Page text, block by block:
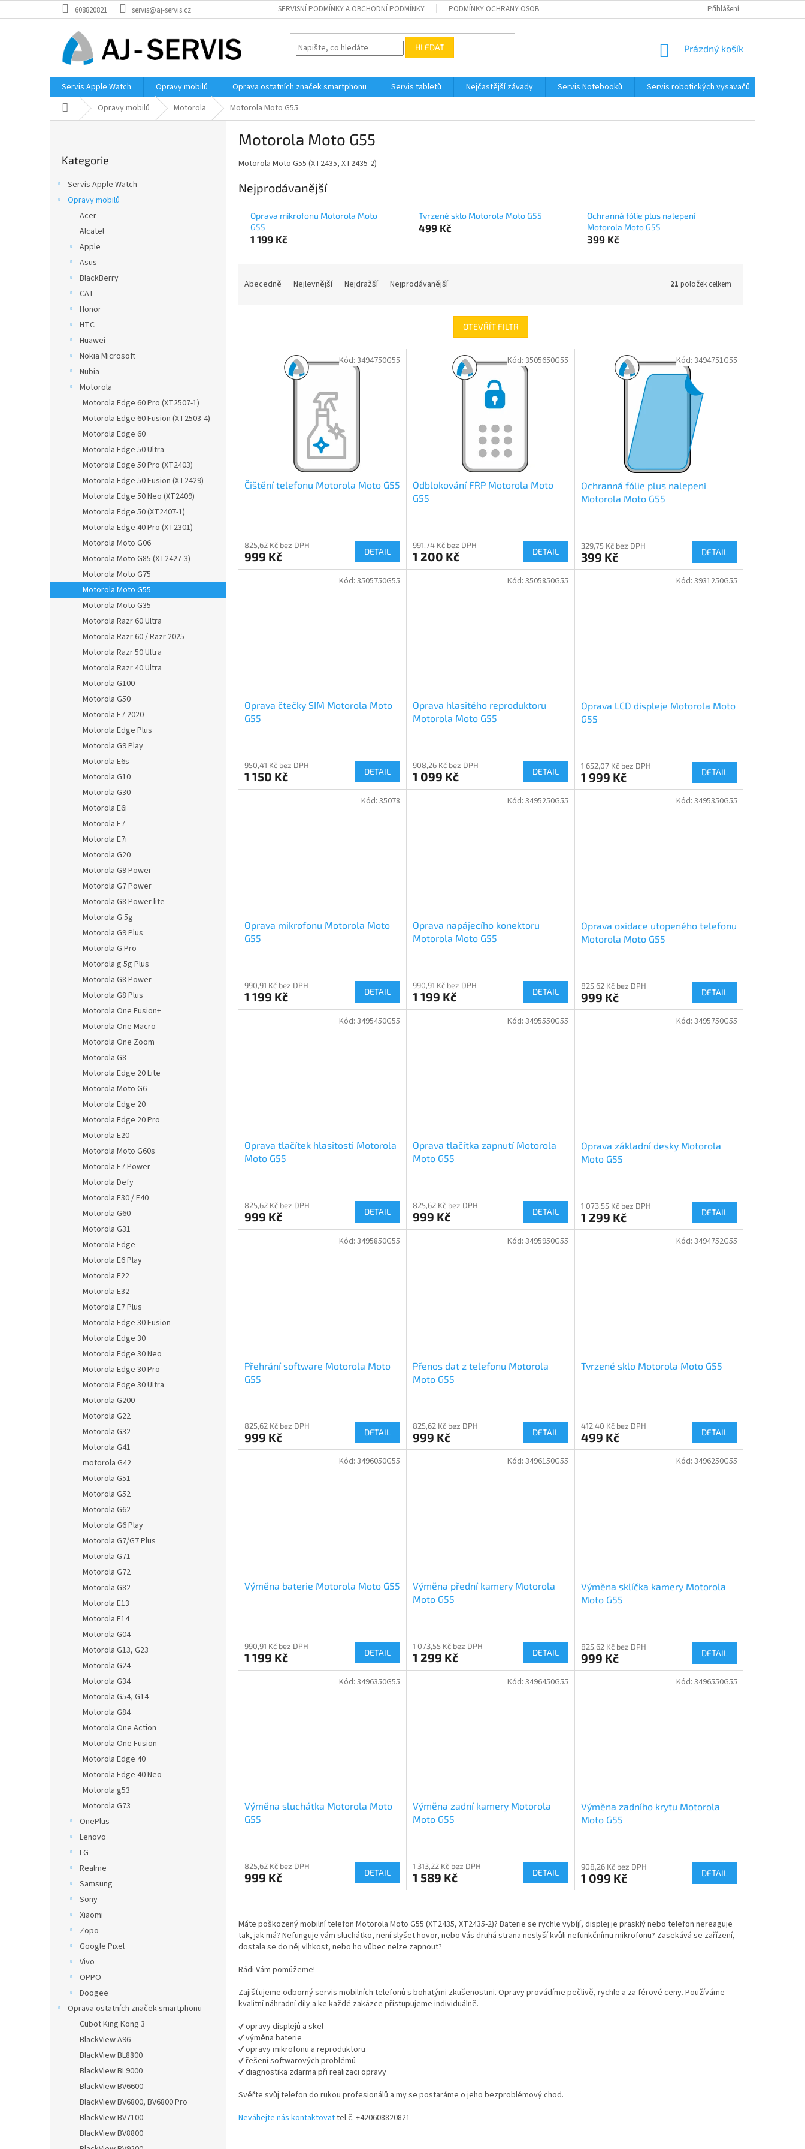
na
608820821 servis@aj-servis.cz SERVISNÍ PODMÍNKY A OBCHODNÍ PODMÍNKY PODMÍNKY OCHRANY OSOBNÍCH ÚDAJŮ Přihlášení
HLEDAT
NÁKUPNÍ
Prázdný košík
Servis Apple Watch Opravy mobilů Oprava ostatních značek smartphonu Servis tabletů Nejčastější závady Servis Notebooků Servis robotických vysavačů
Domů Opravy mobilů Motorola Motorola Moto G55
kategorie
Kategorie
Servis Apple Watch
Opravy mobilů
Acer
Alcatel
Apple
Asus
BlackBerry
CAT
Honor
HTC
Huawei
Nokia Microsoft
Nubia
Motorola
Motorola Edge 60 Pro (XT2507-1)
Motorola Edge 60 Fusion (XT2503-4)
Motorola Edge 60
Motorola Edge 50 Ultra
Motorola Edge 50 Pro (XT2403)
Motorola Edge 50 Fusion (XT2429)
Motorola Edge 50 Neo (XT2409)
Motorola Edge 50 (XT2407-1)
Motorola Edge 40 Pro (XT2301)
Motorola Moto G06
Motorola Moto G85 (XT2427-3)
Motorola Moto G75
Motorola Moto G55
Motorola Moto G35
Motorola Razr 60 Ultra
Motorola Razr 60 / Razr 2025
Motorola Razr 50 Ultra
Motorola Razr 40 Ultra
Motorola G100
Motorola G50
Motorola E7 2020
Motorola Edge Plus
Motorola G9 Play
Motorola E6s
Motorola G10
Motorola G30
Motorola E6i
Motorola E7
Motorola E7i
Motorola G20
Motorola G9 Power
Motorola G7 Power
Motorola G8 Power lite
Motorola G 5g
Motorola G9 Plus
Motorola G Pro
Motorola g 5g Plus
Motorola G8 Power
Motorola G8 Plus
Motorola One Fusion+
Motorola One Macro
Motorola One Zoom
Motorola G8
Motorola Edge 20 Lite
Motorola Moto G6
Motorola Edge 20
Motorola Edge 20 Pro
Motorola E20
Motorola Moto G60s
Motorola E7 Power
Motorola Defy
Motorola E30 / E40
Motorola G60
Motorola G31
Motorola Edge
Motorola E6 Play
Motorola E22
Motorola E32
Motorola E7 Plus
Motorola Edge 30 Fusion
Motorola Edge 30
Motorola Edge 30 Neo
Motorola Edge 30 Pro
Motorola Edge 30 Ultra
Motorola G200
Motorola G22
Motorola G32
Motorola G41
motorola G42
Motorola G51
Motorola G52
Motorola G62
Motorola G6 Play
Motorola G7/G7 Plus
Motorola G71
Motorola G72
Motorola G82
Motorola E13
Motorola E14
Motorola G04
Motorola G13, G23
Motorola G24
Motorola G34
Motorola G54, G14
Motorola G84
Motorola One Action
Motorola One Fusion
Motorola Edge 40
Motorola Edge 40 Neo
Motorola g53
Motorola G73
OnePlus
Lenovo
LG
Realme
Samsung
Sony
Xiaomi
Zopo
Google Pixel
Vivo
OPPO
Doogee
Oprava ostatních značek smartphonu
Cubot King Kong 3
BlackView A96
BlackView BL8800
BlackView BL9000
BlackView BV6600
BlackView BV6800, BV6800 Pro
BlackView BV7100
BlackView BV8800
Motorola Moto G55
Motorola Moto G55 (XT2435, XT2435-2)
Nejprodávanější
Oprava mikrofonu Motorola Moto
G55
1 199 Kč
Tvrzené sklo Motorola Moto G55
499 Kč
Ochranná fólie plus nalepení
Motorola Moto G55
399 Kč
Abecedně Nejlevnější Nejdražší Nejprodávanější 21 položek celkem
OTEVŘÍT FILTR
Čištění telefonu Motorola Moto G55
825,62 Kč bez DPH
999 Kč DETAIL
Kód: 3494750G55
Odblokování FRP Motorola Moto
G55
991,74 Kč bez DPH
1 200 Kč DETAIL
Kód: 3505650G55
Ochranná fólie plus nalepení
Motorola Moto G55
329,75 Kč bez DPH
399 Kč DETAIL
Kód: 3494751G55
Oprava čtečky SIM Motorola Moto
G55
950,41 Kč bez DPH
1 150 Kč DETAIL
Kód: 3505750G55
Oprava hlasitého reproduktoru
Motorola Moto G55
908,26 Kč bez DPH
1 099 Kč DETAIL
Kód: 3505850G55
Oprava LCD displeje Motorola Moto
G55
1 652,07 Kč bez DPH
1 999 Kč DETAIL
Kód: 3931250G55
Oprava mikrofonu Motorola Moto
G55
990,91 Kč bez DPH
1 199 Kč DETAIL
Kód: 35078
Oprava napájecího konektoru
Motorola Moto G55
990,91 Kč bez DPH
1 199 Kč DETAIL
Kód: 3495250G55
Oprava oxidace utopeného telefonu
Motorola Moto G55
825,62 Kč bez DPH
999 Kč DETAIL
Kód: 3495350G55
Oprava tlačítek hlasitosti Motorola
Moto G55
825,62 Kč bez DPH
999 Kč DETAIL
Kód: 3495450G55
Oprava tlačítka zapnutí Motorola
Moto G55
825,62 Kč bez DPH
999 Kč DETAIL
Kód: 3495550G55
Oprava základní desky Motorola
Moto G55
1 073,55 Kč bez DPH
1 299 Kč DETAIL
Kód: 3495750G55
Přehrání software Motorola Moto
G55
825,62 Kč bez DPH
999 Kč DETAIL
Kód: 3495850G55
Přenos dat z telefonu Motorola
Moto G55
825,62 Kč bez DPH
999 Kč DETAIL
Kód: 3495950G55
Tvrzené sklo Motorola Moto G55
412,40 Kč bez DPH
499 Kč DETAIL
Kód: 3494752G55
Výměna baterie Motorola Moto G55
990,91 Kč bez DPH
1 199 Kč DETAIL
Kód: 3496050G55
Výměna přední kamery Motorola
Moto G55
1 073,55 Kč bez DPH
1 299 Kč DETAIL
Kód: 3496150G55
Výměna sklíčka kamery Motorola
Moto G55
825,62 Kč bez DPH
999 Kč DETAIL
Kód: 3496250G55
Výměna sluchátka Motorola Moto
G55
825,62 Kč bez DPH
999 Kč DETAIL
Kód: 3496350G55
Výměna zadní kamery Motorola
Moto G55
1 313,22 Kč bez DPH
1 589 Kč DETAIL
Kód: 3496450G55
Výměna zadního krytu Motorola
Moto G55
908,26 Kč bez DPH
1 099 Kč DETAIL
Kód: 3496550G55
l
á
p
s
Máte poškozený mobilní telefon Motorola Moto G55 (XT2435, XT2435-2)? Baterie se rychle vybíjí, displej je prasklý nebo telefon nereaguje
tak, jak má? Nefunguje vám sluchátko, není slyšet hovor, nebo Vás druhá strana neslyší kvůli nefunkčnímu mikrofonu? Zasekává se zařízení,
dostala se do něj vlhkost, nebo ho vůbec nelze zapnout?
Rádi Vám pomůžeme!
Zajišťujeme odborný servis mobilních telefonů s bohatými zkušenostmi. Opravy provádíme pečlivě, rychle a za férové ceny. Používáme
kvalitní náhradní díly a ke každé zakázce přistupujeme individuálně.
✔ opravy displejů a skel
✔ výměna baterie
✔ opravy mikrofonu a reproduktoru
✔ řešení softwarových problémů
✔ diagnostika zdarma při realizaci opravy
Svěřte svůj telefon do rukou profesionálů a my se postaráme o jeho bezproblémový chod.
Neváhejte nás kontaktovattel.č. +420608820821